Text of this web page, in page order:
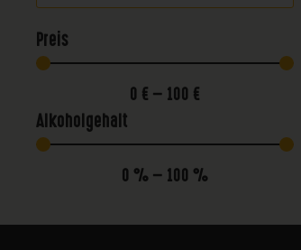
Preis
0 € — 100 €
Alkoholgehalt
0 % — 100 %